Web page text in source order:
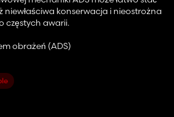
niewłaściwa konserwacja i nieostrożna
częstych awarii.
obrażeń (ADS)
to kompletna przeróbka
uszkodzeń i konserwacji pojazdów w